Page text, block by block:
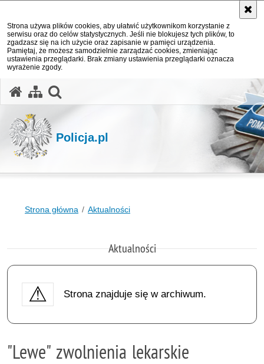
Strona używa plików cookies, aby ułatwić użytkownikom korzystanie z
serwisu oraz do celów statystycznych. Jeśli nie blokujesz tych plików, to
zgadzasz się na ich użycie oraz zapisanie w pamięci urządzenia.
Pamiętaj, że możesz samodzielnie zarządzać cookies, zmieniając
ustawienia przeglądarki. Brak zmiany ustawienia przeglądarki oznacza
wyrażenie zgody.
Policja.pl
Strona główna Aktualności
Aktualności
Strona znajduje się w archiwum.
"Lewe" zwolnienia lekarskie